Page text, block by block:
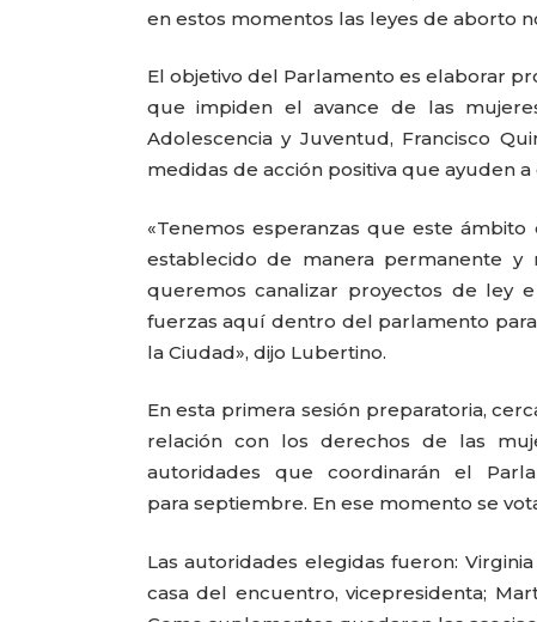
en estos momentos las leyes de aborto
El objetivo del Parlamento es elaborar
que impiden el avance de las
Adolescencia y Juventud, Francisco
medidas de acción positiva que ayuden
«Tenemos esperanzas que este
establecido de manera permanente y
queremos canalizar proyectos de ley
fuerzas aquí dentro del parlamento
la Ciudad», dijo Lubertino.
En esta primera sesión preparatoria,
relación con los derechos de las
autoridades que coordinarán el
para septiembre. En ese momento se
Las autoridades elegidas fueron:
casa del encuentro, vicepresidenta;